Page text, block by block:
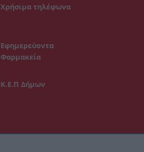
Χρήσιμα τηλέφωνα
Εφημερεύοντα
Φαρμακεία
Κ.Ε.Π Δήμων